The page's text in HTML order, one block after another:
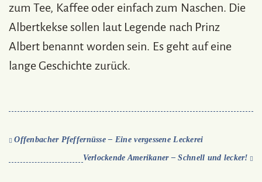
zum Tee, Kaffee oder einfach zum Naschen. Die
Albertkekse sollen laut Legende nach Prinz
Albert benannt worden sein. Es geht auf eine
lange Geschichte zurück.
Offenbacher Pfeffernüsse – Eine vergessene Leckerei
Verlockende Amerikaner – Schnell und lecker!